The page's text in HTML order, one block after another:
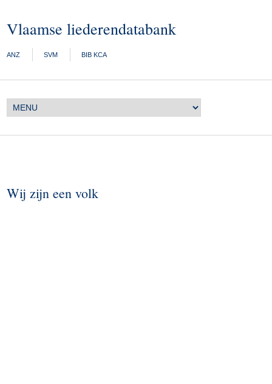
Vlaamse liederendatabank
ANZ SVM BIB KCA
Wij zijn een volk